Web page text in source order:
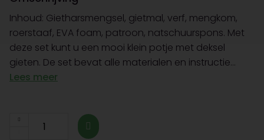
Inhoud: Gietharsmengsel, gietmal, verf, mengkom,
roerstaaf, EVA foam, patroon, natschuurspons. Met
deze set kunt u een mooi klein potje met deksel
gieten. De set bevat alle materialen en instructie...
Lees meer